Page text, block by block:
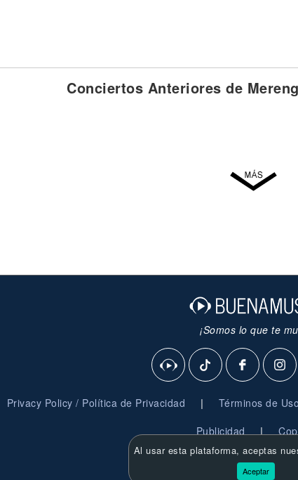
Conciertos Anteriores de
¡Somos lo que te
Privacy Policy / Política de Privacidad | Términos de
Publicidad |
© 2026 BuenaMusica.com -
Al usar esta plataforma, aceptas
Aceptar